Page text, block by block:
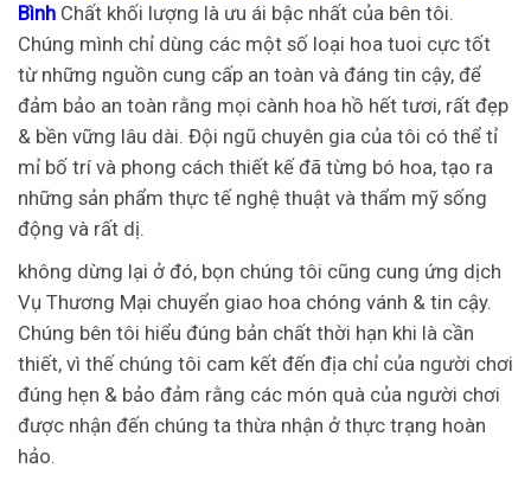
Bình Chất khối lượng là ưu ái bậc nhất của bên tôi.
Chúng mình chỉ dùng các một số loại hoa tuoi cực tốt
từ những nguồn cung cấp an toàn và đáng tin cậy, để
đảm bảo an toàn rằng mọi cành hoa hồ hết tươi, rất đẹp
& bền vững lâu dài. Đội ngũ chuyên gia của tôi có thể tỉ
mỉ bố trí và phong cách thiết kế đã từng bó hoa, tạo ra
những sản phẩm thực tế nghệ thuật và thẩm mỹ sống
động và rất dị.
không dừng lại ở đó, bọn chúng tôi cũng cung ứng dịch
Vụ Thương Mại chuyển giao hoa chóng vánh & tin cậy.
Chúng bên tôi hiểu đúng bản chất thời hạn khi là cần
thiết, vì thế chúng tôi cam kết đến địa chỉ của người chơi
đúng hẹn & bảo đảm rằng các món quà của người chơi
được nhận đến chúng ta thừa nhận ở thực trạng hoàn
hảo.